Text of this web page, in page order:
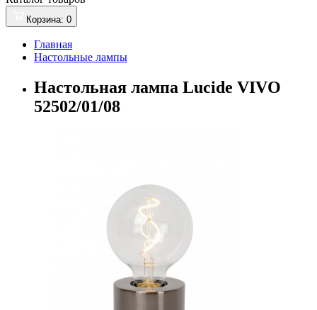
Корзина: 0
Главная
Настольные лампы
Настольная лампа Lucide VIVO
52502/01/08